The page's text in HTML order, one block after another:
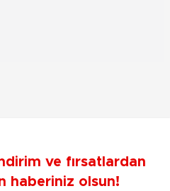
ve fırsatlardan
haberiniz olsun!